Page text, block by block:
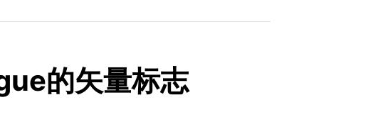
的矢量标志